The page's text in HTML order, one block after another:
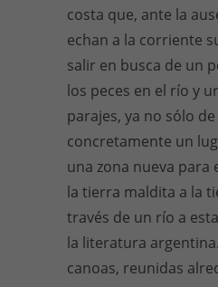
costa que, ante la
echan a la corriente
salir en busca de un
los peces en el río y
parajes, ya no sólo
concretamente un
una zona nueva para
la tierra maldita a la
través de un río a
la literatura
canoas, reunidas